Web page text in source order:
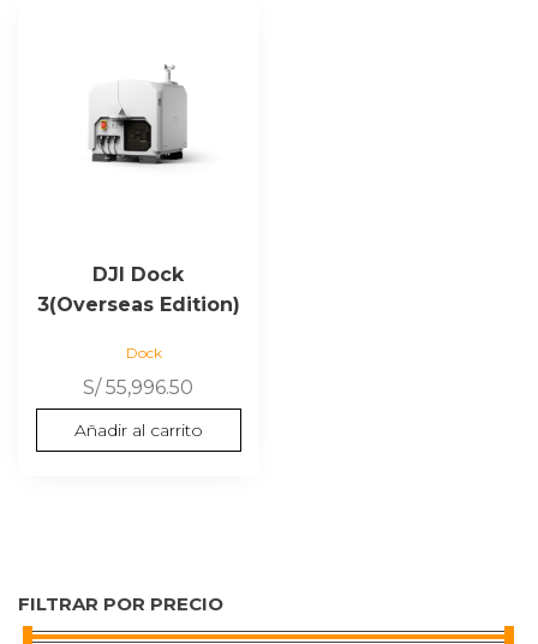
DJI Dock
3(Overseas Edition)
Dock
S/55,996.50
Añadir al carrito
FILTRAR POR PRECIO